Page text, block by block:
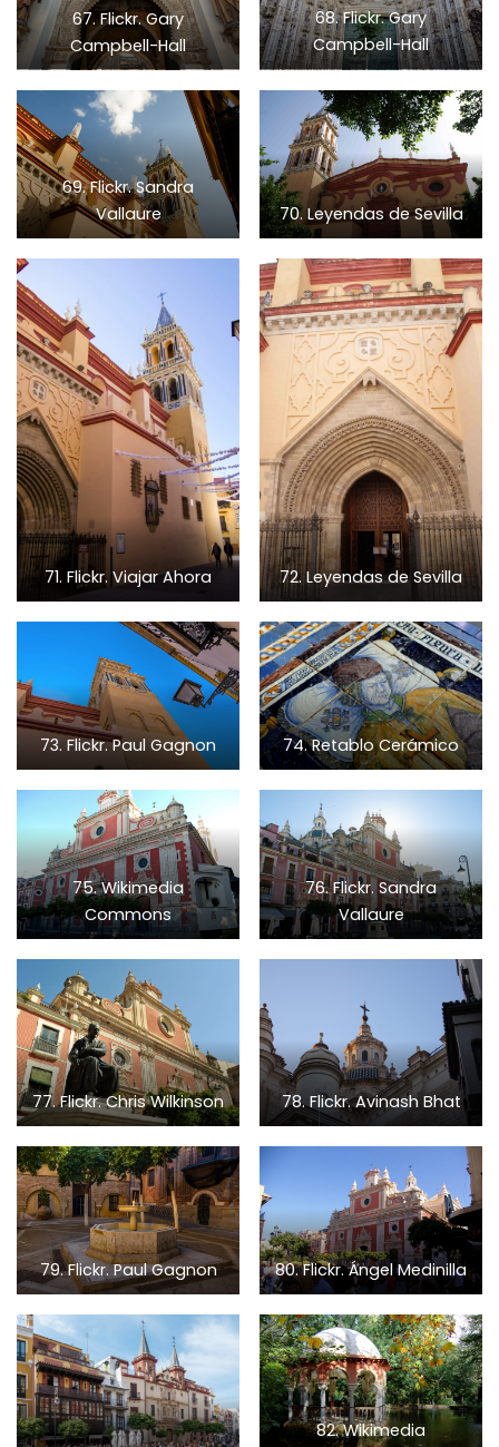
67. Flickr. Gary
Campbell-Hall
68. Flickr. Gary
Campbell-Hall
69. Flickr. Sandra
Vallaure
70. Leyendas de Sevilla
71. Flickr. Viajar Ahora 72. Leyendas de Sevilla
73. Flickr. Paul Gagnon 74. Retablo Cerámico
75. Wikimedia
Commons
76. Flickr. Sandra
Vallaure
77. Flickr. Chris Wilkinson 78. Flickr. Avinash Bhat
79. Flickr. Paul Gagnon 80. Flickr. Ángel Medinilla
82. Wikimedia